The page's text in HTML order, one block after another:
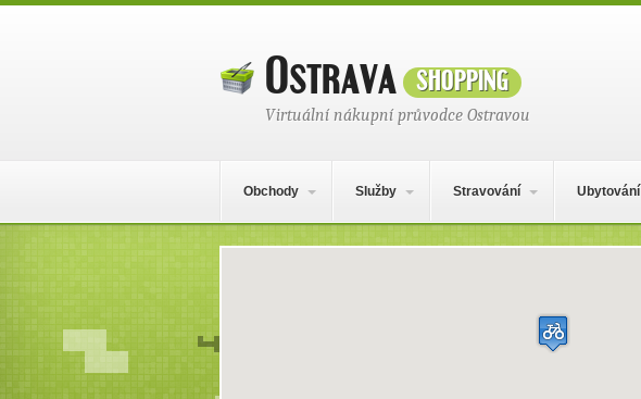
Ostravashopping
Virtuální nákupní průvodce Ostravou
Obchody Služby Stravování Ubytování
Mapa obsahu